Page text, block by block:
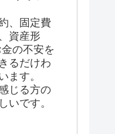
、固定費
資産形
の不安を
るだけわ
ます。
じる方の
いです。